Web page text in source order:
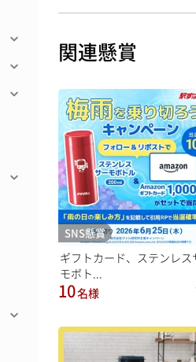
関連懸賞
SNS懸賞
ギフトカード、ステンレス
モボト...
10名様